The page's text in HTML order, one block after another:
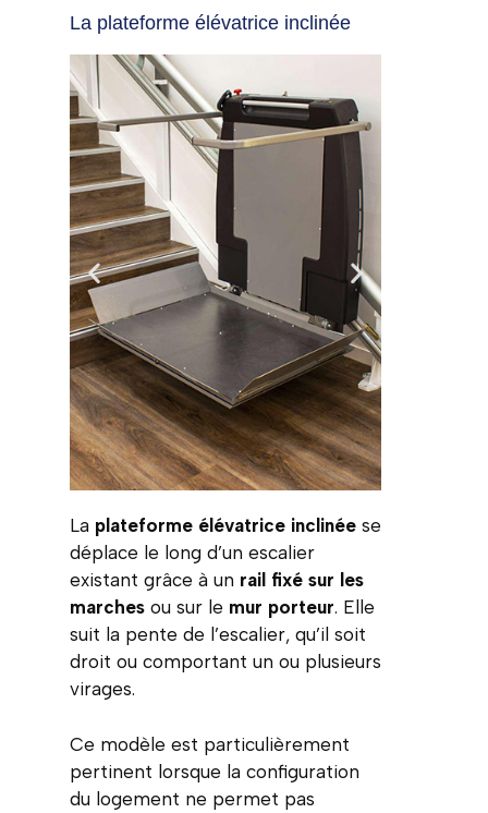
La plateforme élévatrice inclinée
La plateforme élévatrice inclinéese
déplace le long d’un escalier
existant grâce à un rail fixé sur les
marchesou sur le mur porteur. Elle
suit la pente de l’escalier, qu’il soit
droit ou comportant un ou plusieurs
virages.
Ce modèle est particulièrement
pertinent lorsque la configuration
du logement ne permet pas